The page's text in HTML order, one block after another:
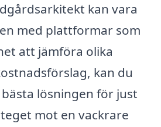
kan vara
med plattformar som
att jämföra olika
kan du
lösningen för just
mot en vackrare